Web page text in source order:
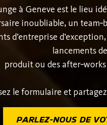
à Geneve est le lieu
inoubliable, un
d’entreprise
lancements de
produit ou des
le formulaire et
PARLEZ-NOUS DE